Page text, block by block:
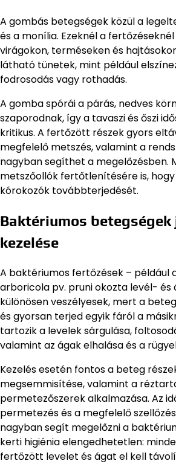
A gombás betegségek közül a
és a monília. Ezeknél a
virágokon, terméseken és
látható tünetek, mint például
fodrosodás vagy rothadás.
A gomba spórái a párás, nedves
szaporodnak, így a tavaszi és őszi
kritikus. A fertőzött részek gyors
megfelelő metszés, valamint a
nagyban segíthet a megelőzésben.
metszőollók fertőtlenítésére is,
kórokozók továbbterjedését.
Baktériumos betegségek
kezelése
A baktériumos fertőzések – például
arboricola pv. pruni okozta levél- és
különösen veszélyesek, mert a
és gyorsan terjed egyik fáról a
tartozik a levelek sárgulása,
valamint az ágak elhalása és a
Kezelés esetén fontos a beteg
megsemmisítése, valamint a
permetezőszerek alkalmazása. Az
permetezés és a megfelelő
nagyban segít megelőzni a
kerti higiénia elengedhetetlen:
fertőzött levelet és ágat el kell